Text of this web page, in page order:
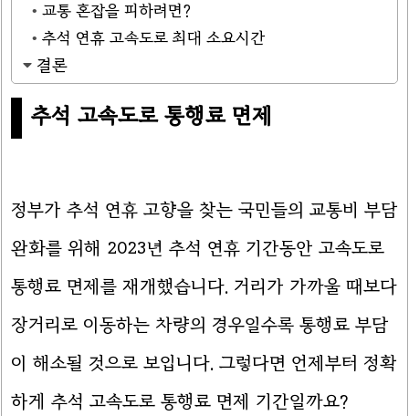
교통 혼잡을 피하려면?
추석 연휴 고속도로 최대 소요시간
결론
추석 고속도로 통행료 면제
정부가 추석 연휴 고향을 찾는 국민들의 교통비 부담
완화를 위해 2023년 추석 연휴 기간동안 고속도로
통행료 면제를 재개했습니다. 거리가 가까울 때보다
장거리로 이동하는 차량의 경우일수록 통행료 부담
이 해소될 것으로 보입니다. 그렇다면 언제부터 정확
하게 추석 고속도로 통행료 면제 기간일까요?